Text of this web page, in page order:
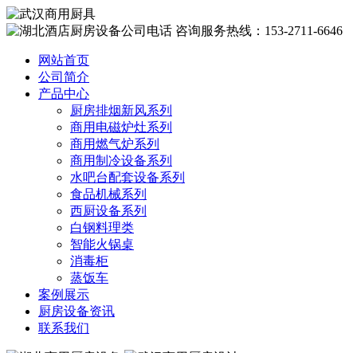
咨询服务热线：153-2711-6646
网站首页
公司简介
产品中心
厨房排烟新风系列
商用电磁炉灶系列
商用燃气炉系列
商用制冷设备系列
水吧台配套设备系列
食品机械系列
西厨设备系列
白钢料理类
智能火锅桌
消毒柜
蒸饭车
案例展示
厨房设备资讯
联系我们